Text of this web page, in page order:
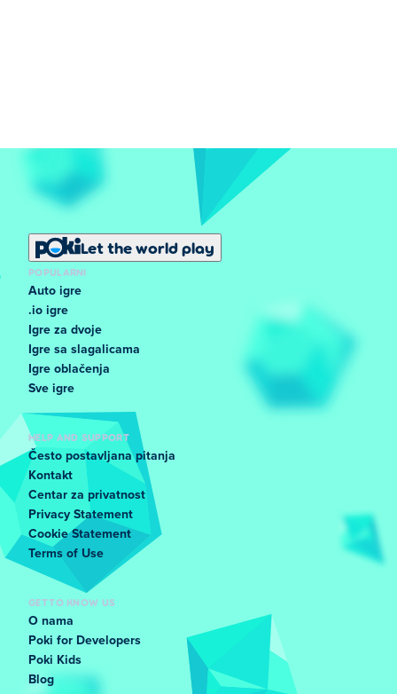
Let the world play
POPULARNI
Auto igre
.io igre
Igre za dvoje
Igre sa slagalicama
Igre oblačenja
Sve igre
HELP AND SUPPORT
Često postavljana pitanja
Kontakt
Centar za privatnost
Privacy Statement
Cookie Statement
Terms of Use
GET TO KNOW US
O nama
Poki for Developers
Poki Kids
Blog